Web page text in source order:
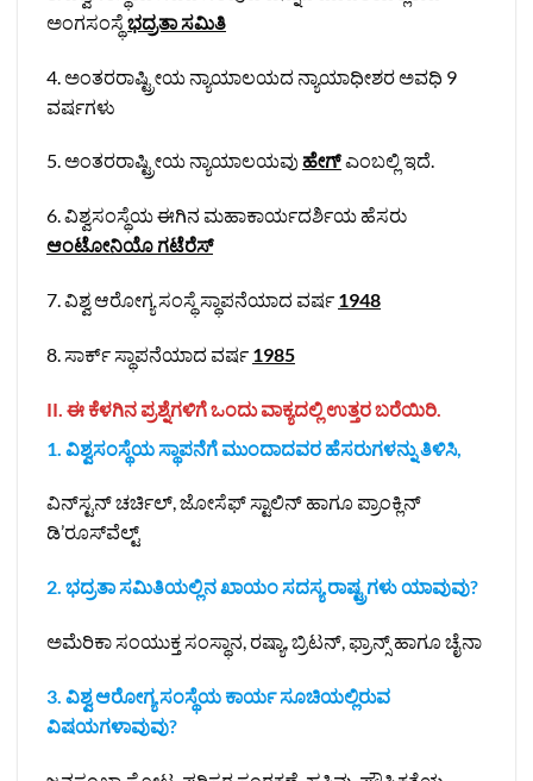
ಅಂಗಸಂಸ್ಥೆ ಭದ್ರತಾ ಸಮಿತಿ
4. ಅಂತರರಾಷ್ಟ್ರೀಯ ನ್ಯಾಯಾಲಯದ ನ್ಯಾಯಾಧೀಶರ ಅವಧಿ 9
ವರ್ಷಗಳು
5. ಅಂತರರಾಷ್ಟ್ರೀಯ ನ್ಯಾಯಾಲಯವು ಹೇಗ್ಎಂಬಲ್ಲಿ ಇದೆ.
6. ವಿಶ್ವಸಂಸ್ಥೆಯ ಈಗಿನ ಮಹಾಕಾರ್ಯದರ್ಶಿಯ ಹೆಸರು
ಆಂಟೋನಿಯೊ ಗಟೆರೆಸ್
7. ವಿಶ್ವ ಆರೋಗ್ಯ ಸಂಸ್ಥೆ ಸ್ಥಾಪನೆಯಾದ ವರ್ಷ 1948
8. ಸಾರ್ಕ್ ಸ್ಥಾಪನೆಯಾದ ವರ್ಷ 1985
II. ಈ ಕೆಳಗಿನ ಪ್ರಶ್ನೆಗಳಿಗೆ ಒಂದು ವಾಕ್ಯದಲ್ಲಿ ಉತ್ತರ ಬರೆಯಿರಿ.
1. ವಿಶ್ವಸಂಸ್ಥೆಯ ಸ್ಥಾಪನೆಗೆ ಮುಂದಾದವರ ಹೆಸರುಗಳನ್ನು ತಿಳಿಸಿ,
ವಿನ್‌ಸ್ಟನ್ ಚರ್ಚಿಲ್, ಜೋಸೆಫ್ ಸ್ಟಾಲಿನ್ ಹಾಗೂ ಪ್ರಾಂಕ್ಲಿನ್
ಡಿ’ರೂಸ್‌ವೆಲ್ಟ್
2. ಭದ್ರತಾ ಸಮಿತಿಯಲ್ಲಿನ ಖಾಯಂ ಸದಸ್ಯ ರಾಷ್ಟ್ರಗಳು ಯಾವುವು?
ಅಮೆರಿಕಾ ಸಂಯುಕ್ತ ಸಂಸ್ಥಾನ, ರಷ್ಯಾ, ಬ್ರಿಟನ್, ಫ್ರಾನ್ಸ್ ಹಾಗೂ ಚೈನಾ
3. ವಿಶ್ವ ಆರೋಗ್ಯ ಸಂಸ್ಥೆಯ ಕಾರ್ಯ ಸೂಚಿಯಲ್ಲಿರುವ
ವಿಷಯಗಳಾವುವು?